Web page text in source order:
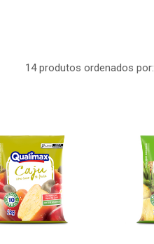
14 produtos ordenados por: